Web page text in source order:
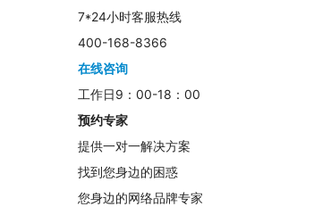
7*24小时客服热线
400-168-8366
在线咨询
工作日9：00-18：00
预约专家
提供一对一解决方案
找到您身边的困惑
您身边的网络品牌专家